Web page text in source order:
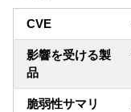
CVE
影響を受ける製
品
脆弱性サマリ